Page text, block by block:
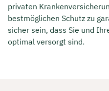
privaten
bestmöglichen Schutz zu
sicher sein, dass Sie und
optimal versorgt sind.